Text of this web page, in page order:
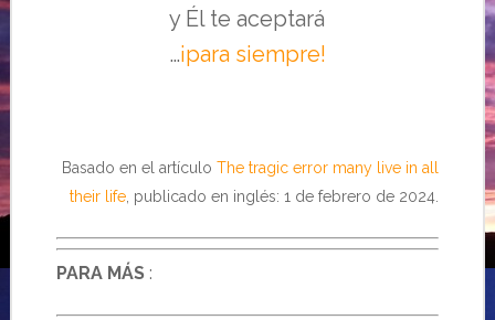
y Él te aceptará
…¡para siempre!
Basado en el artículoThe tragic error many live in all
their life, publicado en inglés: 1 de febrero de 2024.
PARA MÁS: